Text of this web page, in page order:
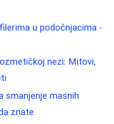
u podočnjacima -
nezi: Mitovi,
smanjenje masnih
znate